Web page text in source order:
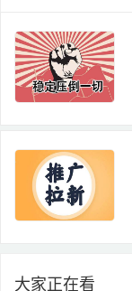
大家正在看